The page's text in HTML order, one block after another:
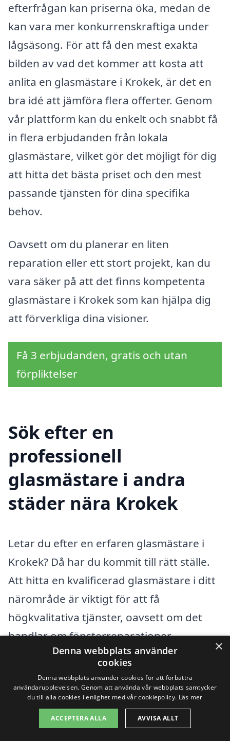
efterfrågan kan priserna öka, medan de
kan vara mer konkurrenskraftiga under
lågsäsong. För att få den mest exakta
bilden av vad det kommer att kosta att
anlita en glasmästare i Krokek, är det en
bra idé att jämföra flera offerter. Genom
vår plattform kan du enkelt och snabbt få
in flera erbjudanden från lokala
glasmästare, vilket gör det möjligt för dig
att hitta det bästa priset och den mest
passande tjänsten för dina specifika
behov.
Oavsett om du planerar en liten
reparation eller ett stort projekt, kan du
vara säker på att det finns kompetenta
glasmästare i Krokek som kan hjälpa dig
att förverkliga dina visioner.
Få 3 erbjudanden, gratis och utan
förpliktelser
Sök efter en
professionell
glasmästare i andra
städer nära Krokek
Letar du efter en erfaren glasmästare i
Krokek? Då har du kommit till rätt ställe.
Att hitta en kvalificerad glasmästare i ditt
närområde är viktigt för att få
högkvalitativa tjänster, oavsett om det
handlar om fönsterreparationer,
installation av glaspartier eller andra
glasrelaterade behov. Genom att
använda vår plattform kan du enkelt
jämföra priser och tjänster från olika
glasmästare för att hitta det bästa
×
Denna webbplats använder
cookies
Denna webbplats använder cookies för att förbättra
användarupplevelsen. Genom att använda vår webbplats samtycker
du till alla cookies i enlighet med vår cookiepolicy. Läs mer
ACCEPTERA ALLA AVVISA ALLT